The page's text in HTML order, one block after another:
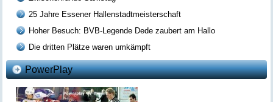
25 Jahre Essener Hallenstadtmeisterschaft
Hoher Besuch: BVB-Legende Dede zaubert am Hallo
Die dritten Plätze waren umkämpft
PowerPlay